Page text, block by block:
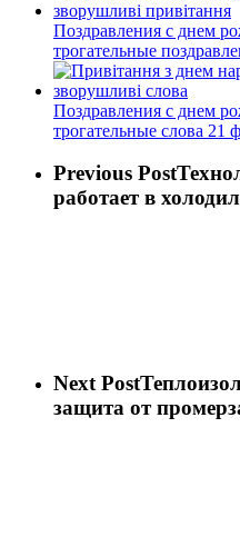
Поздравления с днем
трогательные
Поздравления с днем
трогательные слова 21
Previous Post
работает в
Next Post
защита от